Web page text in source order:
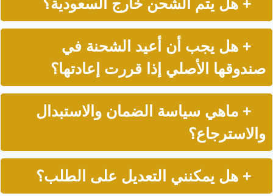
+ هل يجب أن أعيد الشحنة في
صندوقها الأصلي إذا قررت إعادتها؟
+ ماهي سياسة الضمان والاستبدال
والاسترجاع؟
+ هل يمكنني التعديل على الطلب؟